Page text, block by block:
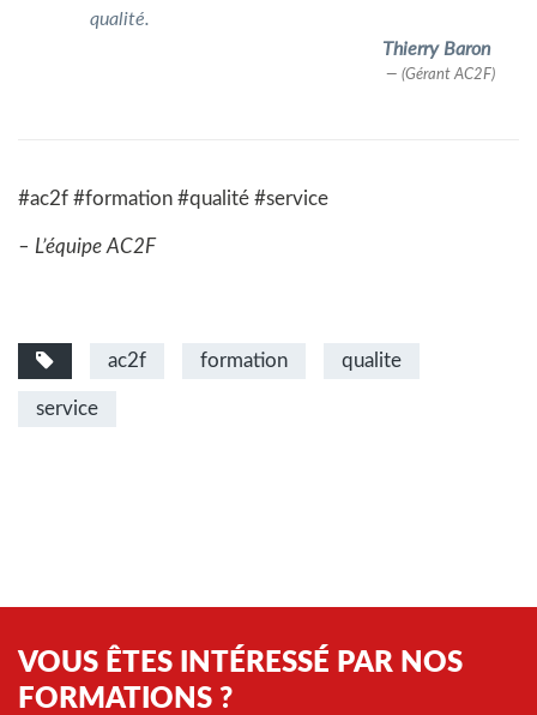
qualité.
Thierry Baron
(Gérant AC2F)
#ac2f #formation #qualité #service
– L’équipe AC2F
ac2f formation qualite
service
VOUS ÊTES INTÉRESSÉ PAR NOS
FORMATIONS ?